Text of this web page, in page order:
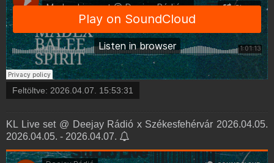
Feltöltve: 2026.04.07. 15:53:31
KL Live set @ Deejay Rádió x Székesfehérvár 2026.04.05.
2026.04.05. - 2026.04.07.